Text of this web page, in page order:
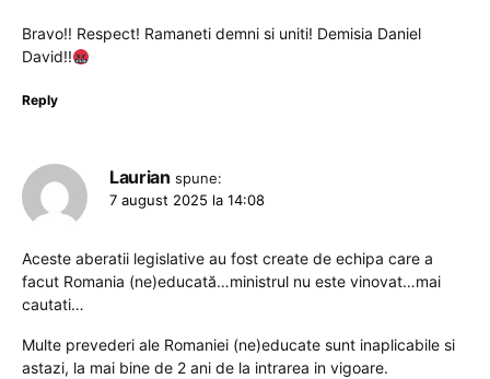
Bravo!! Respect! Ramaneti demni si uniti! Demisia Daniel
David!!
Reply
Laurian spune:
7 august 2025 la 14:08
Aceste aberatii legislative au fost create de echipa care a
facut Romania (ne)educată…ministrul nu este vinovat…mai
cautati…
Multe prevederi ale Romaniei (ne)educate sunt inaplicabile si
astazi, la mai bine de 2 ani de la intrarea in vigoare.